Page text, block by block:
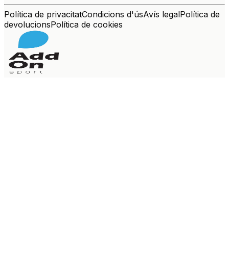
Política de privacitatCondicions d'úsAvís legalPolítica de
devolucionsPolítica de cookies